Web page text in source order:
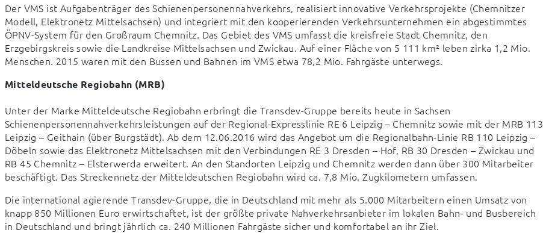
Der VMS ist Aufgabenträger des Schienenpersonennahverkehrs, realisiert innovative Verkehrsprojekte (Chemnitzer
Modell, Elektronetz Mittelsachsen) und integriert mit den kooperierenden Verkehrsunternehmen ein abgestimmtes
ÖPNV-System für den Großraum Chemnitz. Das Gebiet des VMS umfasst die kreisfreie Stadt Chemnitz, den
Erzgebirgskreis sowie die Landkreise Mittelsachsen und Zwickau. Auf einer Fläche von 5 111 km² leben zirka 1,2 Mio.
Menschen. 2015 waren mit den Bussen und Bahnen im VMS etwa 78,2 Mio. Fahrgäste unterwegs.
Mitteldeutsche Regiobahn (MRB)
Unter der Marke Mitteldeutsche Regiobahn erbringt die Transdev-Gruppe bereits heute in Sachsen
Schienenpersonennahverkehrsleistungen auf der Regional-Expresslinie RE 6 Leipzig – Chemnitz sowie mit der MRB 113
Leipzig – Geithain (über Burgstädt). Ab dem 12.06.2016 wird das Angebot um die Regionalbahn-Linie RB 110 Leipzig –
Döbeln sowie das Elektronetz Mittelsachsen mit den Verbindungen RE 3 Dresden – Hof, RB 30 Dresden – Zwickau und
RB 45 Chemnitz – Elsterwerda erweitert. An den Standorten Leipzig und Chemnitz werden dann über 300 Mitarbeiter
beschäftigt. Das Streckennetz der Mitteldeutschen Regiobahn wird ca. 7,8 Mio. Zugkilometern umfassen.
Die international agierende Transdev-Gruppe, die in Deutschland mit mehr als 5.000 Mitarbeitern einen Umsatz von
knapp 850 Millionen Euro erwirtschaftet, ist der größte private Nahverkehrsanbieter im lokalen Bahn- und Busbereich
in Deutschland und bringt jährlich ca. 240 Millionen Fahrgäste sicher und komfortabel an ihr Ziel.